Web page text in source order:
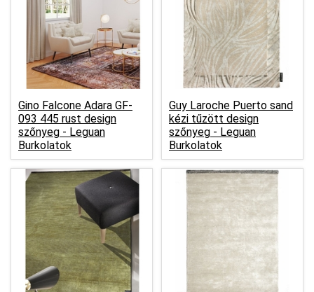
Gino Falcone Adara GF-
093 445 rust design
szőnyeg - Leguan
Burkolatok
Guy Laroche Puerto sand
kézi tűzött design
szőnyeg - Leguan
Burkolatok